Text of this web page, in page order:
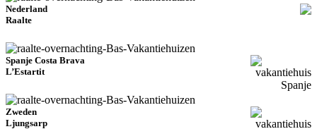
Nederland
Raalte
Spanje Costa Brava
L’Estartit
Zweden
Ljungsarp